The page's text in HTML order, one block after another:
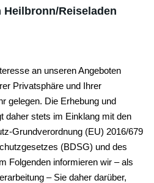
Heilbronn/Reiseladen
an unseren Angeboten
Privatsphäre und Ihrer
gelegen. Die Erhebung und
daher stets im Einklang mit den
Grundverordnung (EU) 2016/679
(BDSG) und des
Folgenden informieren wir – als
– Sie daher darüber,